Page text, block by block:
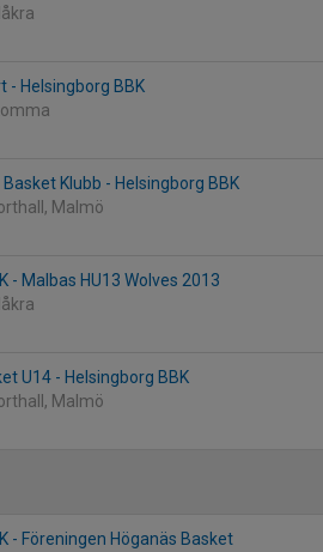
- Helsingborg BBK
Klubb - Helsingborg BBK
Malmö
- Malbas HU13 Wolves 2013
U14 - Helsingborg BBK
Malmö
- Föreningen Höganäs Basket